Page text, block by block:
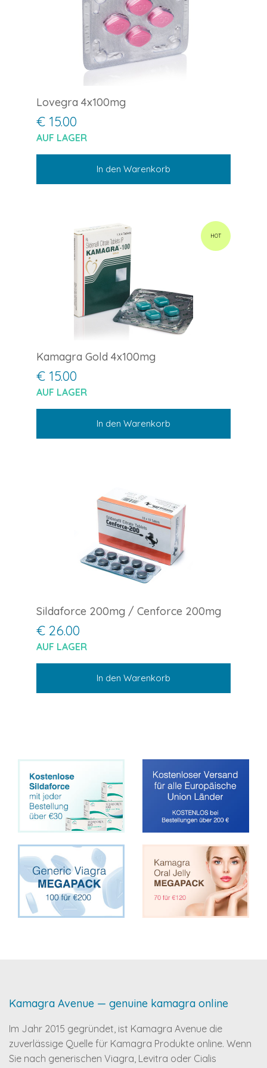
Lovegra 4x100mg
€ 15.00
AUF LAGER
In den Warenkorb
HOT
Kamagra Gold 4x100mg
€ 15.00
AUF LAGER
In den Warenkorb
Sildaforce 200mg / Cenforce 200mg
€ 26.00
AUF LAGER
In den Warenkorb
Kamagra Avenue — genuine kamagra online
Im Jahr 2015 gegründet, ist Kamagra Avenue die
zuverlässige Quelle für Kamagra Produkte online. Wenn
Sie nach generischen Viagra, Levitra oder Cialis